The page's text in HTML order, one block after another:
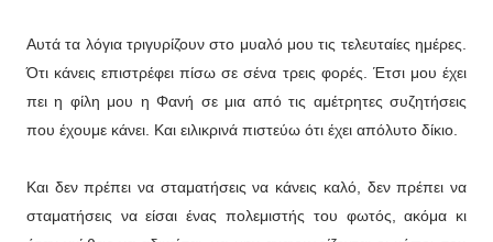
Αυτά τα λόγια τριγυρίζουν στο μυαλό μου τις τελευταίες ημέρες.
Ότι κάνεις επιστρέφει πίσω σε σένα τρεις φορές. Έτσι μου έχει
πει η φίλη μου η Φανή σε μια από τις αμέτρητες συζητήσεις
που έχουμε κάνει. Και ειλικρινά πιστεύω ότι έχει απόλυτο δίκιο.
Και δεν πρέπει να σταματήσεις να κάνεις καλό, δεν πρέπει να
σταματήσεις να είσαι ένας πολεμιστής του φωτός, ακόμα κι